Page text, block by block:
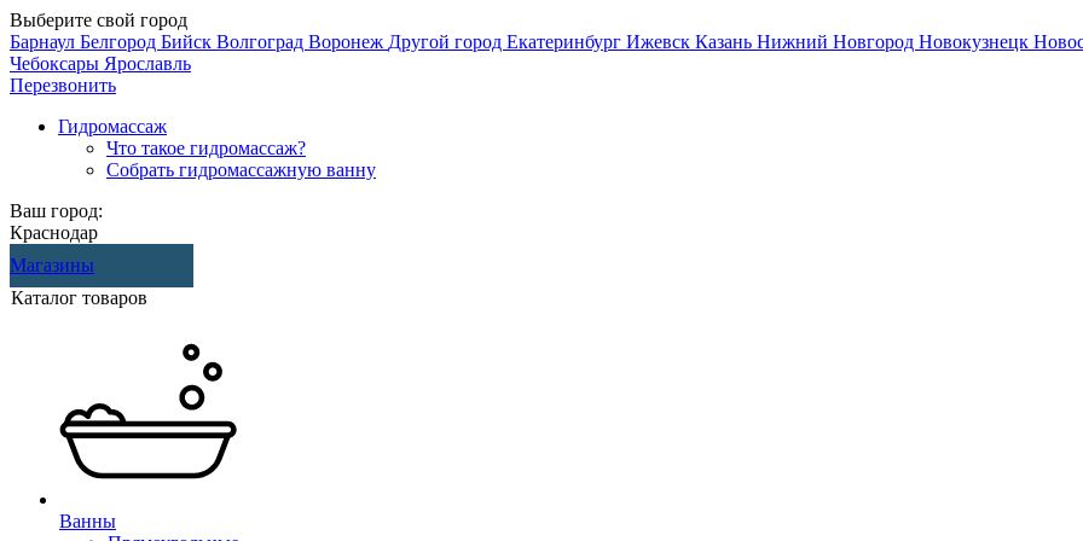
Выберите свой город
Барнаул Белгород Бийск Волгоград Воронеж Другой город Екатеринбург Ижевск Казань Нижний Новгород Новокузнецк
Чебоксары Ярославль
Перезвонить
Гидромассаж
Что такое гидромассаж?
Собрать гидромассажную ванну
Ваш город:
Краснодар
Магазины
Каталог товаров
Ванны